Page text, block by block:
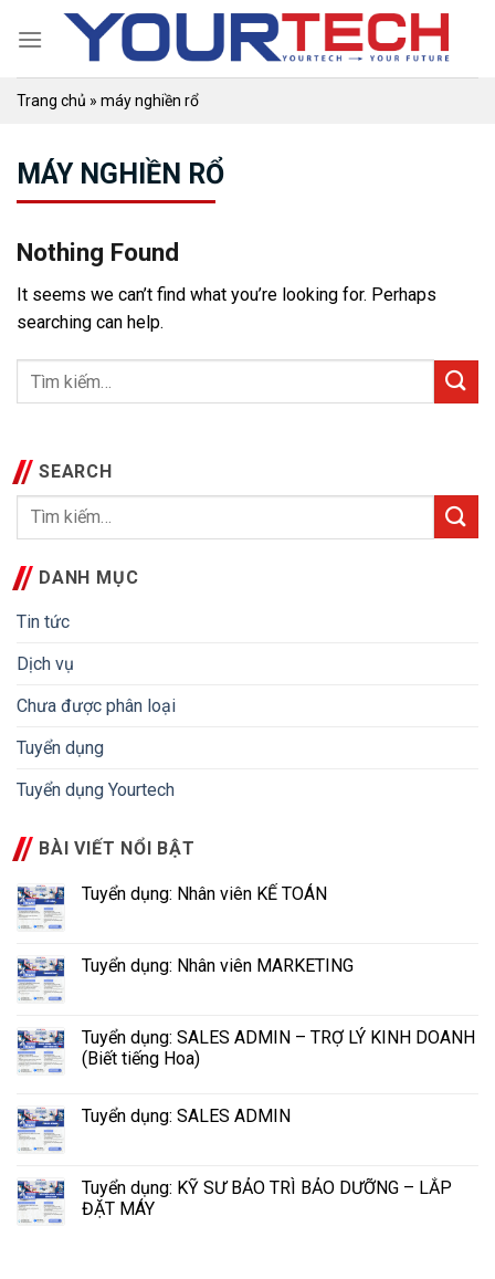
Trang chủ » máy nghiền rổ
MÁY NGHIỀN RỔ
Nothing Found
It seems we can’t find what you’re looking for. Perhaps
searching can help.
SEARCH
DANH MỤC
Tin tức
Dịch vụ
Chưa được phân loại
Tuyển dụng
Tuyển dụng Yourtech
BÀI VIẾT NỔI BẬT
Tuyển dụng: Nhân viên KẾ TOÁN
Tuyển dụng: Nhân viên MARKETING
Tuyển dụng: SALES ADMIN – TRỢ LÝ KINH DOANH
(Biết tiếng Hoa)
Tuyển dụng: SALES ADMIN
Tuyển dụng: KỸ SƯ BẢO TRÌ BẢO DƯỠNG – LẮP
ĐẶT MÁY